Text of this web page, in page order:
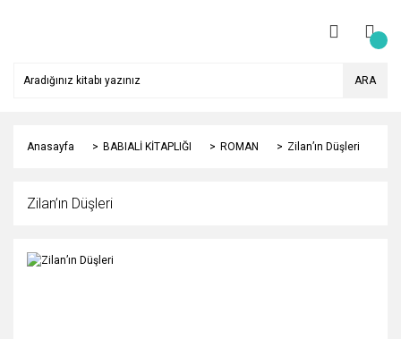
ARA
Anasayfa BABIALİ KİTAPLIĞI ROMAN Zilan’ın Düşleri
Zilan’ın Düşleri